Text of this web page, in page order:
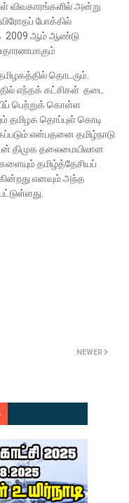
விவகாரங்களில் அன்று
போக்கில்
2009 ஆம் ஆண்டு
தொடரும்.
எந்தக் கட்சிகள் தடை
பெற்றுக் கொள்ள
தொப்புள் கொடி
என்பதனை தமிழ்நாடு
திமுக தலைமையிலான
தமிழ்த்தேசியப்
எனவும் அந்த
NEWER